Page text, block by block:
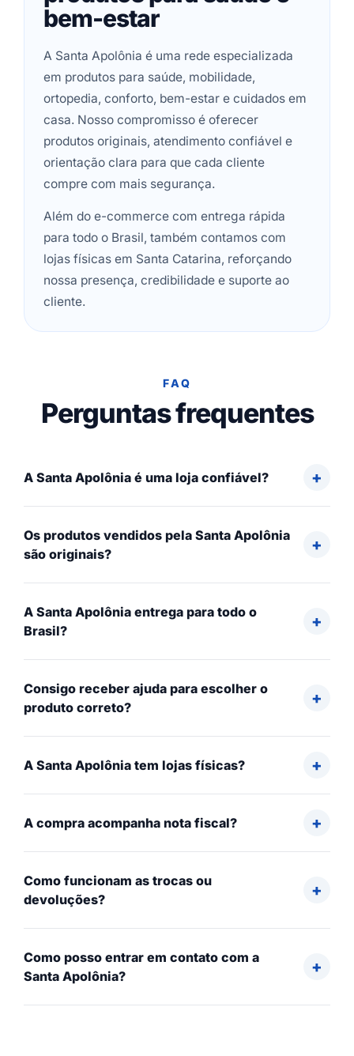
bem-estar
A Santa Apolônia é uma rede especializada
em produtos para saúde, mobilidade,
ortopedia, conforto, bem-estar e cuidados em
casa. Nosso compromisso é oferecer
produtos originais, atendimento confiável e
orientação clara para que cada cliente
compre com mais segurança.
Além do e-commerce com entrega rápida
para todo o Brasil, também contamos com
lojas físicas em Santa Catarina, reforçando
nossa presença, credibilidade e suporte ao
cliente.
FAQ
Perguntas frequentes
A Santa Apolônia é uma loja confiável?
Os produtos vendidos pela Santa Apolônia
são originais?
A Santa Apolônia entrega para todo o
Brasil?
Consigo receber ajuda para escolher o
produto correto?
A Santa Apolônia tem lojas físicas?
A compra acompanha nota fiscal?
Como funcionam as trocas ou
devoluções?
Como posso entrar em contato com a
Santa Apolônia?